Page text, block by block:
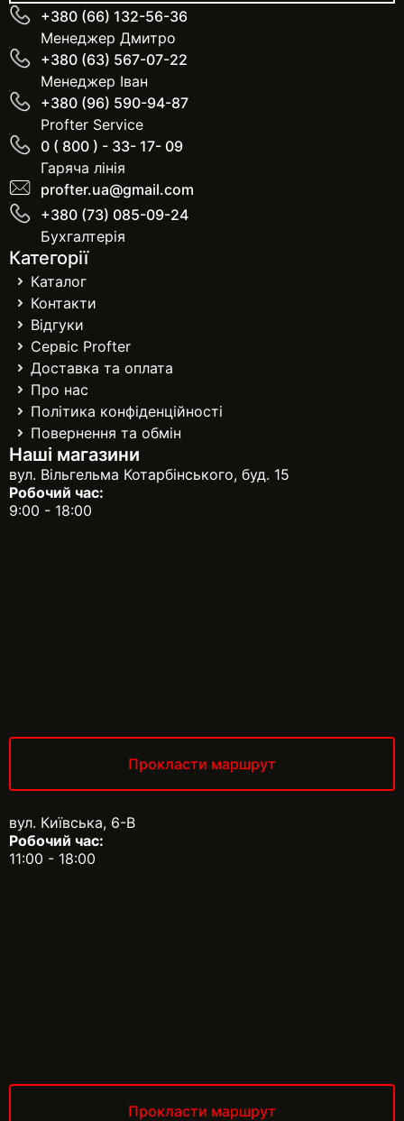
+380 (66) 132-56-36
Менеджер Дмитро
+380 (63) 567-07-22
Менеджер Іван
+380 (96) 590-94-87
Profter Service
0 ( 800 ) - 33- 17- 09
Гаряча лінія
profter.ua@gmail.com
+380 (73) 085-09-24
Бухгалтерія
Категорії
Каталог
Контакти
Відгуки
Сервіс Profter
Доставка та оплата
Про нас
Політика конфіденційності
Повернення та обмін
Наші магазини
вул. Вільгельма Котарбінського, буд. 15
Робочий час:
9:00 - 18:00
Прокласти маршрут
вул. Київська, 6-В
Робочий час:
11:00 - 18:00
Прокласти маршрут